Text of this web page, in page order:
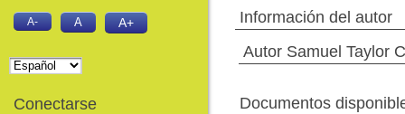
Información del autor
Autor Samuel Taylor
Documentos
A- A A+
Conectarse